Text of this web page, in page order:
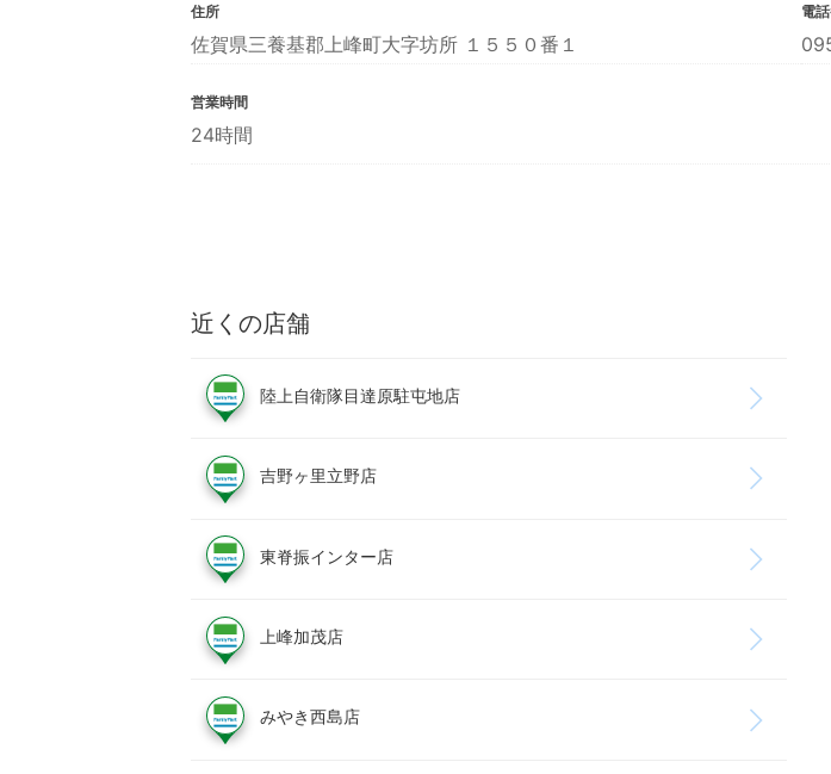
住所
佐賀県三養基郡上峰町大字坊所 １５５０番１
電
営業時間
24時間
近くの店舗
陸上自衛隊目達原駐屯地店
吉野ヶ里立野店
東脊振インター店
上峰加茂店
みやき西島店